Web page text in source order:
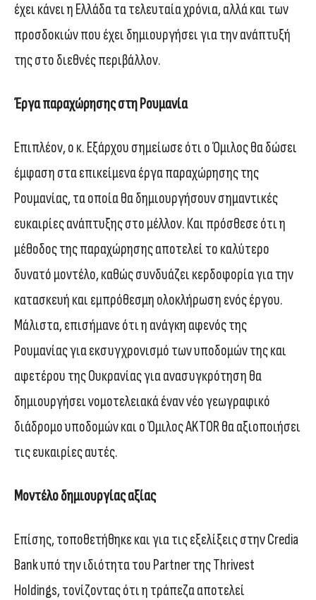
έχει κάνει η Ελλάδα τα τελευταία χρόνια, αλλά και των
προσδοκιών που έχει δημιουργήσει για την ανάπτυξή
της στο διεθνές περιβάλλον.
Έργα παραχώρησης στη Ρουμανία
Επιπλέον, ο κ. Εξάρχου σημείωσε ότι ο Όμιλος θα δώσει
έμφαση στα επικείμενα έργα παραχώρησης της
Ρουμανίας, τα οποία θα δημιουργήσουν σημαντικές
ευκαιρίες ανάπτυξης στο μέλλον. Και πρόσθεσε ότι η
μέθοδος της παραχώρησης αποτελεί το καλύτερο
δυνατό μοντέλο, καθώς συνδυάζει κερδοφορία για την
κατασκευή και εμπρόθεσμη ολοκλήρωση ενός έργου.
Μάλιστα, επισήμανε ότι η ανάγκη αφενός της
Ρουμανίας για εκσυγχρονισμό των υποδομών της και
αφετέρου της Ουκρανίας για ανασυγκρότηση θα
δημιουργήσει νομοτελειακά έναν νέο γεωγραφικό
διάδρομο υποδομών και ο Όμιλος AKTOR θα αξιοποιήσει
τις ευκαιρίες αυτές.
Μοντέλο δημιουργίας αξίας
Επίσης, τοποθετήθηκε και για τις εξελίξεις στην Credia
Bank υπό την ιδιότητα του Partner της Thrivest
Holdings, τονίζοντας ότι η τράπεζα αποτελεί